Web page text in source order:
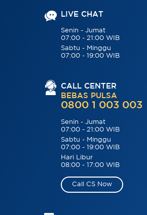
LIVE CHAT
Senin - Jumat
07:00 - 21:00 WIB
Sabtu - Minggu
07:00 - 19:00 WIB
CALL CENTER
BEBAS PULSA
0800 1 003 003
Senin - Jumat
07:00 - 21:00 WIB
Sabtu - Minggu
07:00 - 19:00 WIB
Hari Libur
08:00 - 17:00 WIB
Call CS Now